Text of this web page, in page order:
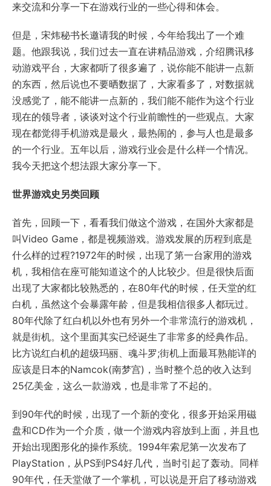
来交流和分享一下在游戏行业的一些心得和体会。
但是，宋炜秘书长邀请我的时候，今年给我出了一个难
题。他跟我说，我们过去一直在讲精品游戏，介绍腾讯移
动游戏平台，大家都听了很多遍了，说你能不能讲一点新
的东西，然后说也不要晒数据了，大家看多了，对数据就
没感觉了，能不能讲一点新的，我们能不能作为这个行业
现在的领导者，谈谈对这个行业前瞻性的一些观点。大家
现在都觉得手机游戏是最火，最热闹的，参与人也是最多
的一个行业。五年以后，游戏行业会是什么样一个情况。
我今天把这个想法跟大家分享一下。
世界游戏史另类回顾
首先，回顾一下，看看我们做这个游戏，在国外大家都是
叫Video Game，都是视频游戏。游戏发展的历程到底是
什么样的过程?1972年的时候，出现了第一台家用的游戏
机，我相信在座可能知道这个的人比较少。但是很快后面
出现了大家都比较熟悉的，在80年代的时候，任天堂的红
白机，虽然这个会暴露年龄，但是我相信很多人都玩过。
80年代除了红白机以外也有另外一个非常流行的游戏机，
就是街机。这个里面其实已经诞生了非常多的经典作品。
比方说红白机的超级玛丽、魂斗罗;街机上面最耳熟能详的
应该是日本的Namcok(南梦宫)，当时整个总的收入达到
25亿美金，这么一款游戏，也是非常了不起的。
到90年代的时候，出现了一个新的变化，很多开始采用磁
盘和CD作为一个介质，做一个游戏内容放到上面，并且也
开始出现图形化的操作系统。1994年索尼第一次发布了
PlayStation，从PS到PS4好几代，当时引起了轰动。同样
90年代，任天堂做了一个掌机，可以说是开启了移动游戏